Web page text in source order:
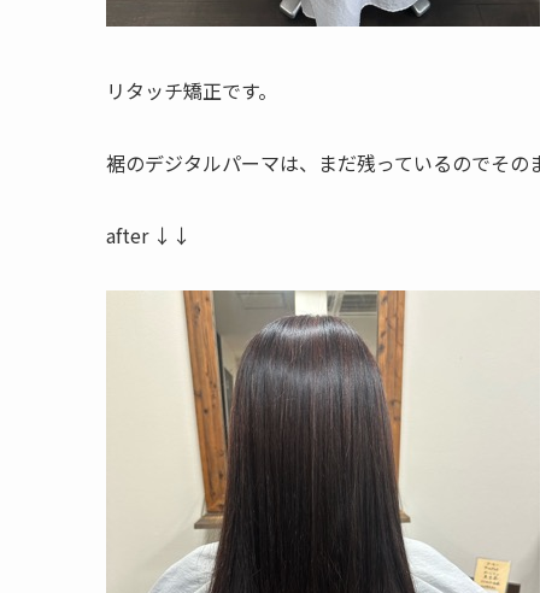
リタッチ矯正です。
裾のデジタルパーマは、まだ残っているのでその
after ↓↓